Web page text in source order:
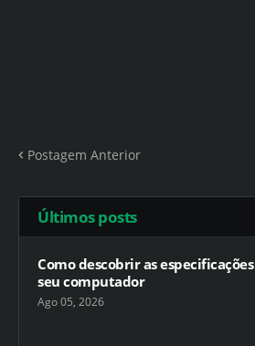
Postagem Anterior
Últimos posts
Como descobrir as
seu computador
Ago 05, 2026